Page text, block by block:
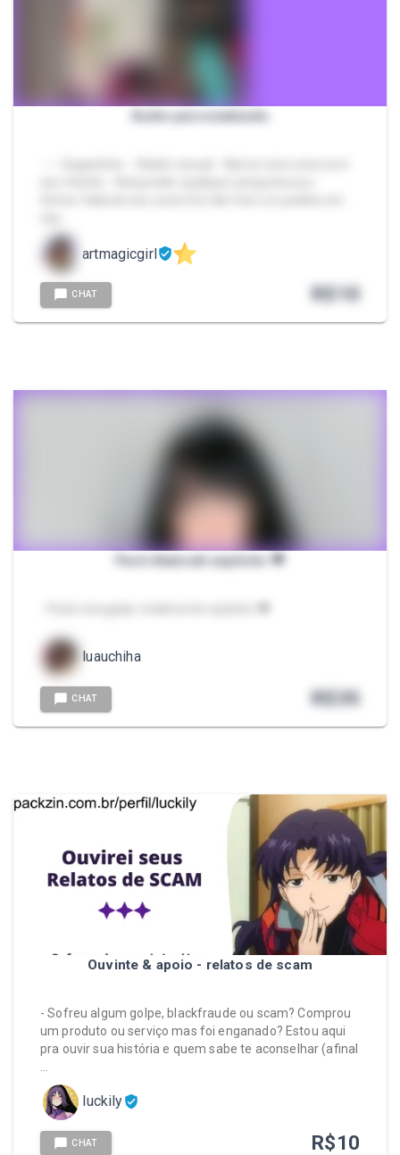
Áudio personalizado
artmagicgirl
CHAT R$10
Pack Akatsuki explícito 🖤
luauchiha
CHAT R$35
Ouvinte & apoio - relatos de scam
- Sofreu algum golpe, blackfraude ou scam? Comprou
um produto ou serviço mas foi enganado? Estou aqui
pra ouvir sua história e quem sabe te aconselhar (afinal
luckily
CHAT R$10